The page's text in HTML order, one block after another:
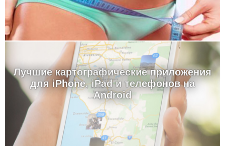
Лучшие картографические приложения
для iPhone, iPad и телефонов на
Android